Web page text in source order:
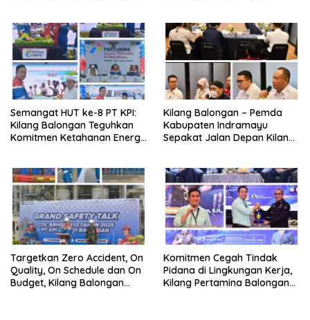
Semangat HUT ke-8 PT KPI:
Kilang Balongan Teguhkan
Komitmen Ketahanan Energi
Yayasan Pendidikan
Kilang Balongan – Pemda
Kabupaten Indramayu
Sepakat Jalan Depan Kilang
Sukaurip-Sukareja
Targetkan Zero Accident, On
Quality, On Schedule dan On
Budget, Kilang Balongan
Komitmen Cegah Tindak
Pidana di Lingkungan Kerja,
Kilang Pertamina Balongan